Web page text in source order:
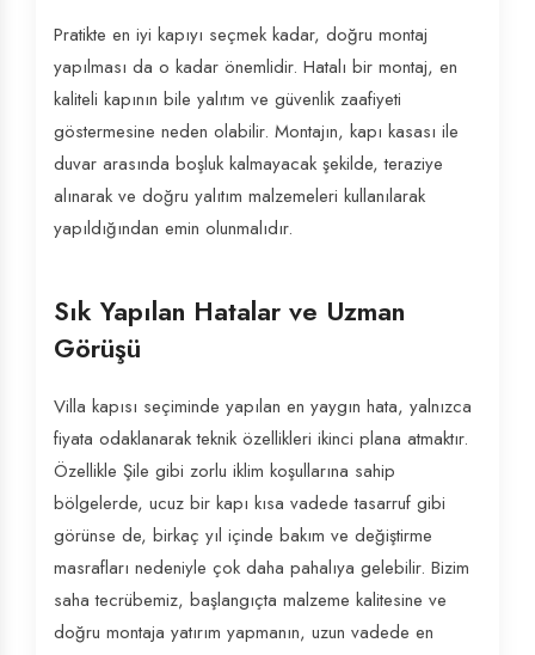
Pratikte en iyi kapıyı seçmek kadar, doğru montaj
yapılması da o kadar önemlidir. Hatalı bir montaj, en
kaliteli kapının bile yalıtım ve güvenlik zaafiyeti
göstermesine neden olabilir. Montajın, kapı kasası ile
duvar arasında boşluk kalmayacak şekilde, teraziye
alınarak ve doğru yalıtım malzemeleri kullanılarak
yapıldığından emin olunmalıdır.
Sık Yapılan Hatalar ve Uzman
Görüşü
Villa kapısı seçiminde yapılan en yaygın hata, yalnızca
fiyata odaklanarak teknik özellikleri ikinci plana atmaktır.
Özellikle Şile gibi zorlu iklim koşullarına sahip
bölgelerde, ucuz bir kapı kısa vadede tasarruf gibi
görünse de, birkaç yıl içinde bakım ve değiştirme
masrafları nedeniyle çok daha pahalıya gelebilir. Bizim
saha tecrübemiz, başlangıçta malzeme kalitesine ve
doğru montaja yatırım yapmanın, uzun vadede en